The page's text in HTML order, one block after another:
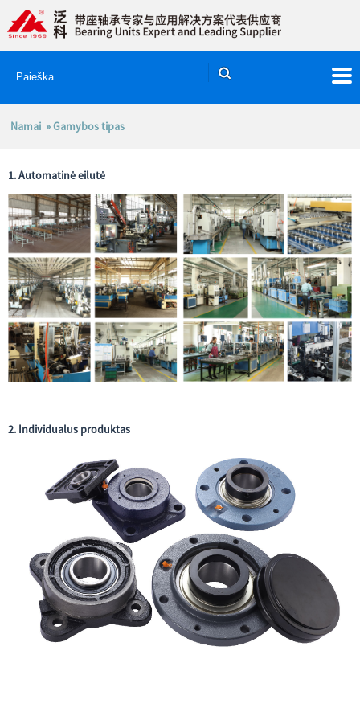
Namai » Gamybos tipas
1. Automatinė eilutė
2. Individualus produktas